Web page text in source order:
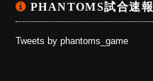
PHANTOMS試合速報
Tweets by phantoms_game